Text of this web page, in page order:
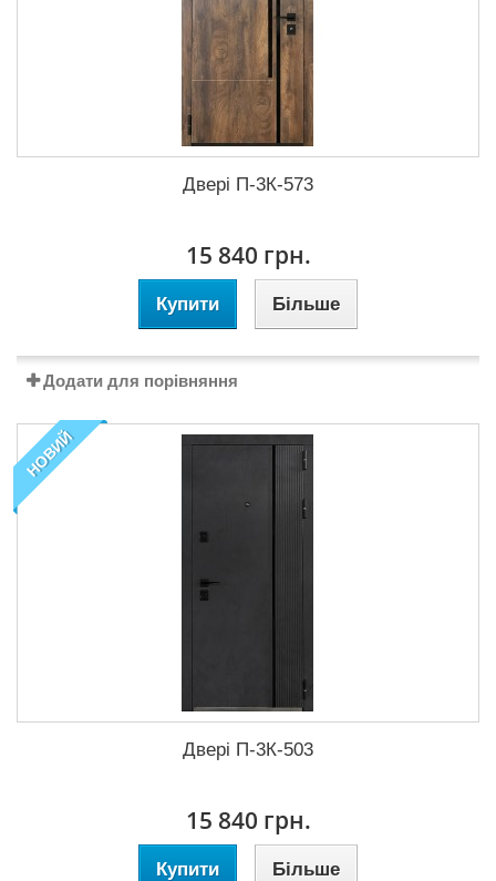
Двері П-3К-573
15 840 грн.
Купити Більше
Додати для порівняння
НОВИЙ
Двері П-3К-503
15 840 грн.
Купити Більше